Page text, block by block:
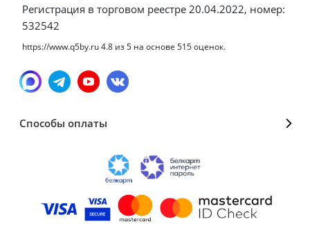
Регистрация в торговом реестре 20.04.2022, номер:
532542
https://www.q5by.ru4.8 из5 на основе 515оценок.
Способы оплаты